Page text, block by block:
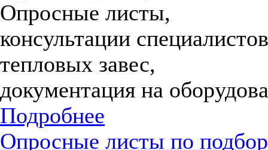
Опросные листы,
консультации
тепловых завес,
документация на
Подробнее
Опросные листы по